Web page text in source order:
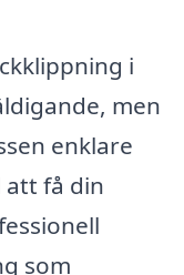
i
men
enklare
få din
som